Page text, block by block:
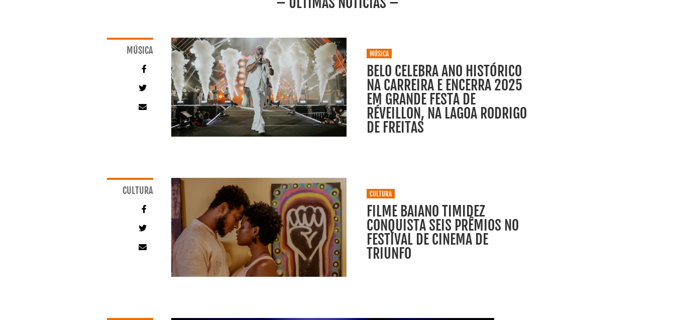
MÚSICA MÚSICA
BELO CELEBRA ANO HISTÓRICO
NA CARREIRA E ENCERRA 2025
EM GRANDE FESTA DE
RÉVEILLON, NA LAGOA RODRIGO
DE FREITAS
CULTURA CULTURA
FILME BAIANO TIMIDEZ
CONQUISTA SEIS PRÊMIOS NO
FESTIVAL DE CINEMA DE
TRIUNFO